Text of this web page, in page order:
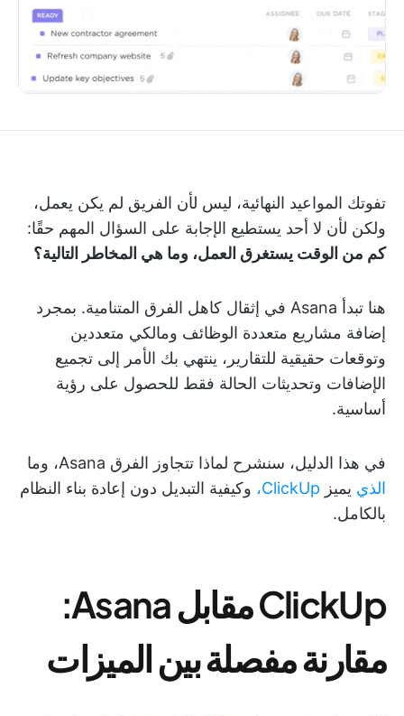
تفوتك المواعيد النهائية، ليس لأن الفريق لم يكن يعمل،
ولكن لأن لا أحد يستطيع الإجابة على السؤال المهم حقًا:
كم من الوقت يستغرق العمل، وما هي المخاطر التالية؟
هنا تبدأ Asana في إثقال كاهل الفرق المتنامية. بمجرد
إضافة مشاريع متعددة الوظائف ومالكي متعددين
وتوقعات حقيقية للتقارير، ينتهي بك الأمر إلى تجميع
الإضافات وتحديثات الحالة فقط للحصول على رؤية
أساسية.
في هذا الدليل، سنشرح لماذا تتجاوز الفرق Asana، وما
الذي يميز ClickUp،
وكيفية التبديل دون إعادة بناء النظام
بالكامل.
ClickUp مقابل Asana:
مقارنة مفصلة بين الميزات